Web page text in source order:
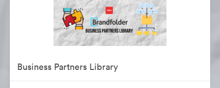
Business Partners Library